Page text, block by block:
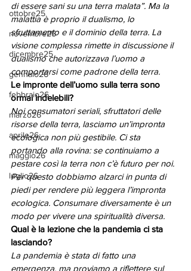
ottobre25
novembre25
dicembre25
gennaio26
febbraio26
marzo26
aprile26
maggio26
luglio26
di essere sani su una terra malata”. Ma la
malattia è proprio il dualismo, lo
sfruttamento e il dominio della terra. La
visione complessa rimette in discussione il
dualismo che autorizzava l’uomo a
comportarsi come padrone della terra.
Le impronte dell’uomo sulla terra sono
ormai indelebili?
Noi consumatori seriali, sfruttatori delle
risorse della terra, lasciamo un’impronta
ecologica non più gestibile. Ci sta
portando alla rovina: se continuiamo a
pestare così la terra non c’è futuro per noi.
Per questo dobbiamo alzarci in punta di
piedi per rendere più leggera l’impronta
ecologica. Consumare diversamente è un
modo per vivere una spiritualità diversa.
Qual è la lezione che la pandemia ci sta
lasciando?
La pandemia è stata di fatto una
emergenza, ma proviamo a riflettere sul